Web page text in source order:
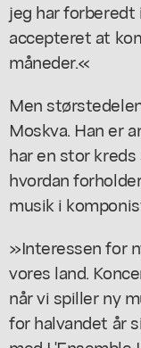
jeg har forberedt
accepteret at
måneder.«
Men
Moskva. Han er
har en stor
hvordan
musik i
»Interessen for
vores land.
når vi spiller ny
for halvandet år